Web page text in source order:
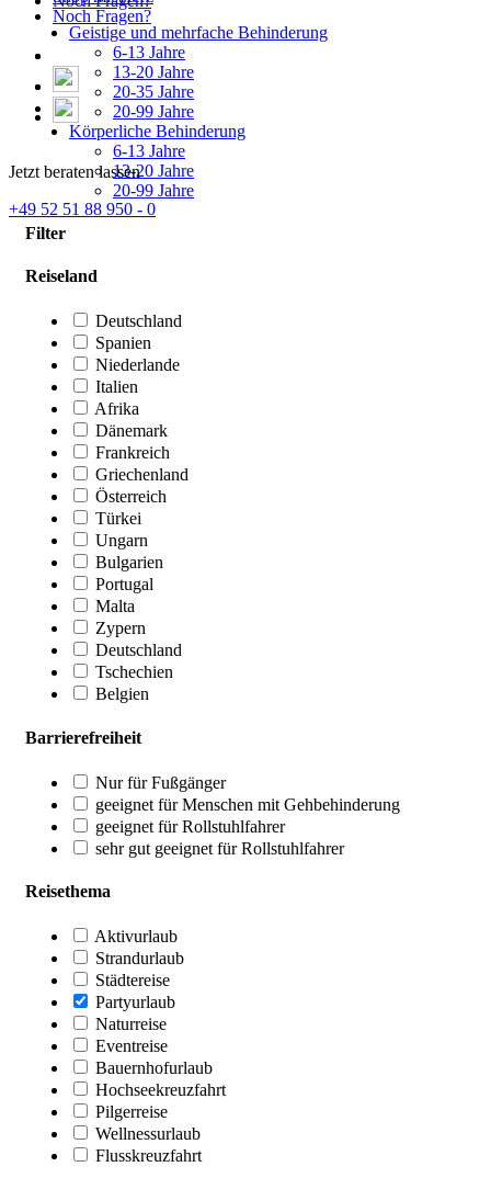
Noch Fragen?
Jetzt beraten lassen
+49 52 51 88 950 - 0
Geistige und mehrfache Behinderung
6-13 Jahre
13-20 Jahre
20-35 Jahre
20-99 Jahre
Körperliche Behinderung
6-13 Jahre
13-20 Jahre
20-99 Jahre
Filter
Reiseland
Deutschland
Spanien
Niederlande
Italien
Afrika
Dänemark
Frankreich
Griechenland
Österreich
Türkei
Ungarn
Bulgarien
Portugal
Malta
Zypern
Deutschland
Tschechien
Belgien
Barrierefreiheit
Nur für Fußgänger
geeignet für Menschen mit Gehbehinderung
geeignet für Rollstuhlfahrer
sehr gut geeignet für Rollstuhlfahrer
Reisethema
Aktivurlaub
Strandurlaub
Städtereise
Partyurlaub
Naturreise
Eventreise
Bauernhofurlaub
Hochseekreuzfahrt
Pilgerreise
Wellnessurlaub
Flusskreuzfahrt